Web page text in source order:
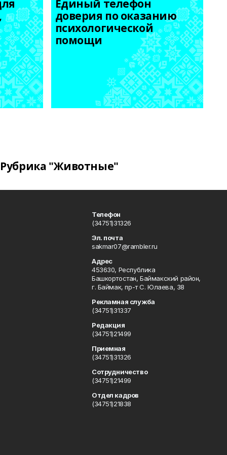
Единый телефон
доверия по оказанию
психологической
помощи
Рубрика "Животные"
Телефон
(34751)31326
Эл. почта
sakmar07@rambler.ru
Адрес
453630, Республика
Башкортостан, Баймакский район,
г. Баймак, пр-т С. Юлаева, 38
Рекламная служба
(34751)31337
Редакция
(34751)21499
Приемная
(34751)31326
Сотрудничество
(34751)21499
Отдел кадров
(34751)21838